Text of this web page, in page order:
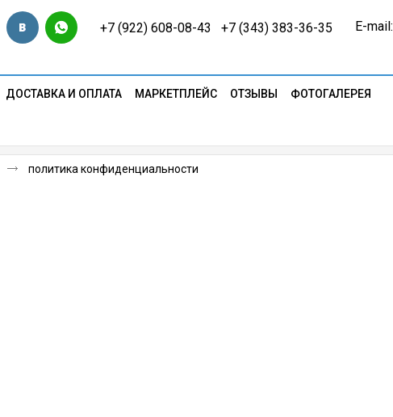
+7 (922) 608-08-43 +7 (343) 383-36-35 E-mail:
ДОСТАВКА И ОПЛАТА МАРКЕТПЛЕЙС ОТЗЫВЫ ФОТОГАЛЕРЕЯ
политика конфиденциальности